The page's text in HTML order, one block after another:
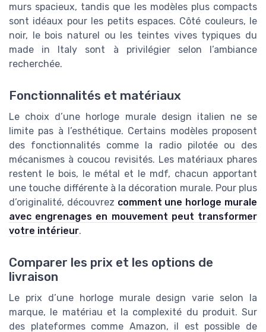
murs spacieux, tandis que les modèles plus compacts
sont idéaux pour les petits espaces. Côté couleurs, le
noir, le bois naturel ou les teintes vives typiques du
made in Italy sont à privilégier selon l’ambiance
recherchée.
Fonctionnalités et matériaux
Le choix d’une horloge murale design italien ne se
limite pas à l’esthétique. Certains modèles proposent
des fonctionnalités comme la radio pilotée ou des
mécanismes à coucou revisités. Les matériaux phares
restent le bois, le métal et le mdf, chacun apportant
une touche différente à la décoration murale. Pour plus
d’originalité, découvrez comment une horloge murale
avec engrenages en mouvement peut transformer
votre intérieur.
Comparer les prix et les options de
livraison
Le prix d’une horloge murale design varie selon la
marque, le matériau et la complexité du produit. Sur
des plateformes comme Amazon, il est possible de